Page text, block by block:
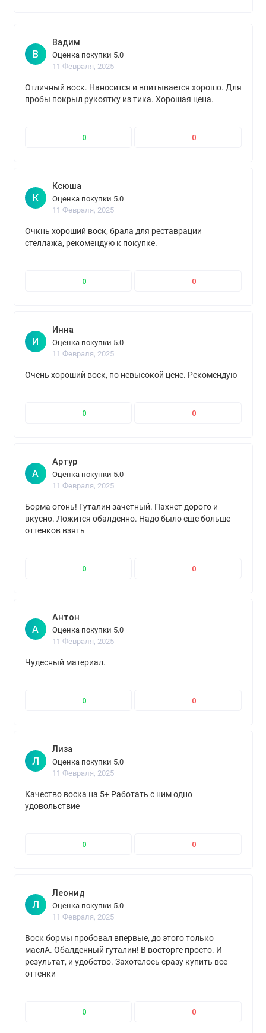
В
Вадим
Оценка покупки 5.0
11 Февраля, 2025
Отличный воск. Наносится и впитывается хорошо. Для
пробы покрыл рукоятку из тика. Хорошая цена.
0 0
К
Ксюша
Оценка покупки 5.0
11 Февраля, 2025
Очкнь хороший воск, брала для реставрации
стеллажа, рекомендую к покупке.
0 0
И
Инна
Оценка покупки 5.0
11 Февраля, 2025
Очень хороший воск, по невысокой цене. Рекомендую
0 0
А
Артур
Оценка покупки 5.0
11 Февраля, 2025
Борма огонь! Гуталин зачетный. Пахнет дорого и
вкусно. Ложится обалденно. Надо было еще больше
оттенков взять
0 0
А
Антон
Оценка покупки 5.0
11 Февраля, 2025
Чудесный материал.
0 0
Л
Лиза
Оценка покупки 5.0
11 Февраля, 2025
Качество воска на 5+ Работать с ним одно
удовольствие
0 0
Л
Леонид
Оценка покупки 5.0
11 Февраля, 2025
Воск бормы пробовал впервые, до этого только
маслА. Обалденный гуталин! В восторге просто. И
результат, и удобство. Захотелось сразу купить все
оттенки
0 0